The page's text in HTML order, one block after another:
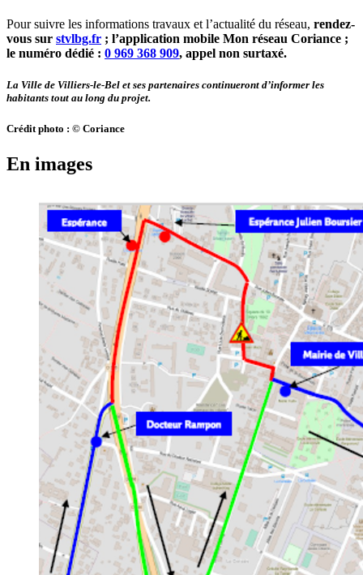
Pour suivre les informations travaux et l’actualité du réseau, rendez-
vous sur stvlbg.fr ; l’application mobile Mon réseau Coriance ;
le numéro dédié : 0 969 368 909, appel non surtaxé.
La Ville de Villiers-le-Bel et ses partenaires continueront d’informer les
habitants tout au long du projet.
Crédit photo : © Coriance
En images